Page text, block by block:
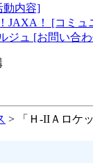
動内容]
JAXA！ [コミュ
ジュ [お問い合
> 「Ｈ-IIＡロケ